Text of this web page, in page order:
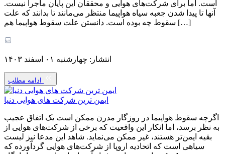
است. اما برای شرکت‌های هوایی و محققان این پایان ماجرا نیست.
آنها تا پیدا شدن جعبه سیاه هواپیما منتظر می‌مانند تا بدانند که علت
سقوط چه بوده است. دانستن علت سقوط هواپیما هم […]
انتشار: چهارشنبه ۰۱ اسفند ۱۴۰۳
ادامه مطلب
ایمن ترین شرکت های هوایی دنیا
اگرچه سقوط هواپیما در روزگار مدرن ممکن است یک اتفاق عجیب
به نظر برسد، اما انکار این واقعیت که برخی از شرکت‌های هوایی از
بقیه ایمن‌تر هستند، غیر ممکن می‌نماید. شاهد این مدعا نیز لیست
سیاهی است که اتحادیه اروپا از شرکت‌های هوایی گردآورده که